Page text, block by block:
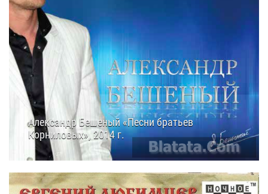
Александр Бешеный «Песни братьев
Корниловых», 2014 г.
08.01.2015 15:20